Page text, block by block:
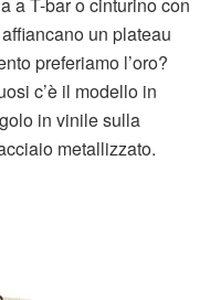
un plateau
preferiamo l’oro?
c’è il modello in
in vinile sulla
metallizzato.